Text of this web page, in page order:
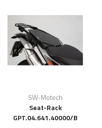
SW-Motech
Seat-Rack
GPT.04.641.40000/B